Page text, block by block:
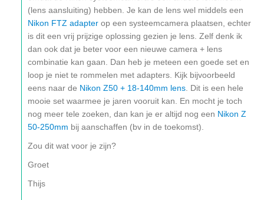
(lens aansluiting) hebben. Je kan de lens wel middels een
Nikon FTZ adapter op een systeemcamera plaatsen, echter
is dit een vrij prijzige oplossing gezien je lens. Zelf denk ik
dan ook dat je beter voor een nieuwe camera + lens
combinatie kan gaan. Dan heb je meteen een goede set en
loop je niet te rommelen met adapters. Kijk bijvoorbeeld
eens naar de Nikon Z50 + 18-140mm lens. Dit is een hele
mooie set waarmee je jaren vooruit kan. En mocht je toch
nog meer tele zoeken, dan kan je er altijd nog een Nikon Z
50-250mm bij aanschaffen (bv in de toekomst).
Zou dit wat voor je zijn?
Groet
Thijs